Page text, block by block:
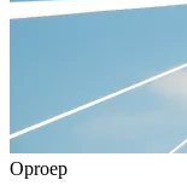
Oproep